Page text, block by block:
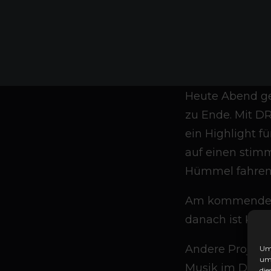
Heute Abend
zu Ende. Mit
ein Highlight
auf einen
Hümmel
Am
danach ist
Andere
Musik im Duo